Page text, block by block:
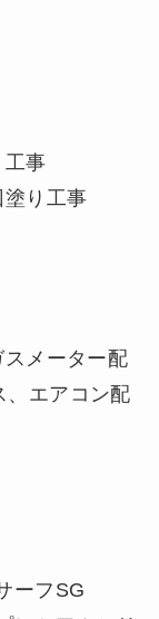
工事
り工事
メーター配
、エアコン配
ーフSG